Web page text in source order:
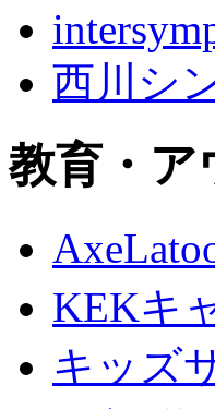
西川シ
教育・ア
KEKキ
キッズ